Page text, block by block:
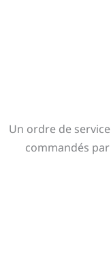
Un ordre de
commandés